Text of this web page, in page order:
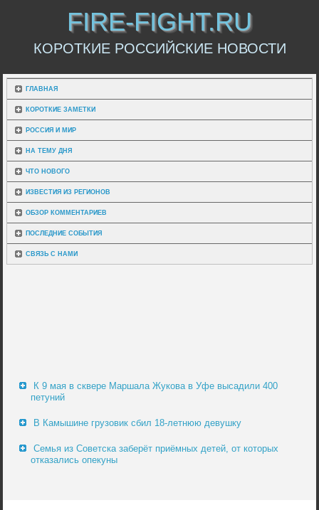
FIRE-FIGHT.RU
КОРОТКИЕ РОССИЙСКИЕ НОВОСТИ
ГЛАВНАЯ
КОРОТКИЕ ЗАМЕТКИ
РОССИЯ И МИР
НА ТЕМУ ДНЯ
ЧТО НОВОГО
ИЗВЕСТИЯ ИЗ РЕГИОНОВ
ОБЗОР КОММЕНТАРИЕВ
ПОСЛЕДНИЕ СОБЫТИЯ
СВЯЗЬ С НАМИ
К 9 мая в сквере Маршала Жукова в Уфе высадили 400
петуний
В Камышине грузовик сбил 18-летнюю девушку
Семья из Советска заберёт приёмных детей, от которых
отказались опекуны